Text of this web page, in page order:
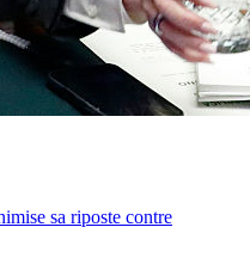
sa riposte contre